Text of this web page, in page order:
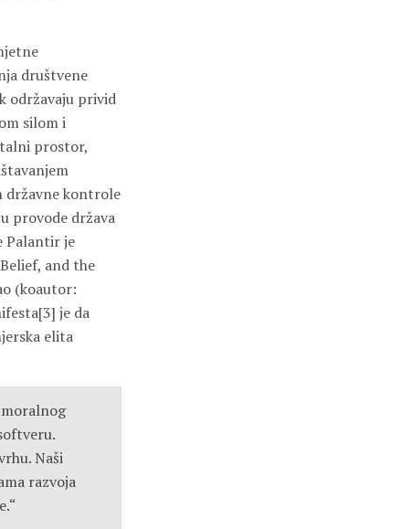
društvene
održavaju privid
silom i
prostor,
državne kontrole
provode država
Palantir je
and the
(koautor:
je da
elita
Naši
razvoja